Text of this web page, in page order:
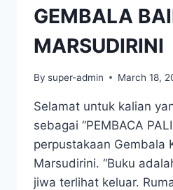
GEMBALA
MARSUDIRINI
By super-admin March 18,
Selamat untuk kalian
sebagai “PEMBACA
perpustakaan Gembala
Marsudirini. “Buku
jiwa terlihat keluar.